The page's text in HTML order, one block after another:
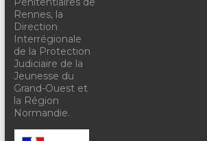
Rennes, la
Direction
Interrégionale
de la Protection
Judiciaire de la
Jeunesse du
Grand-Ouest et
la Région
Normandie.